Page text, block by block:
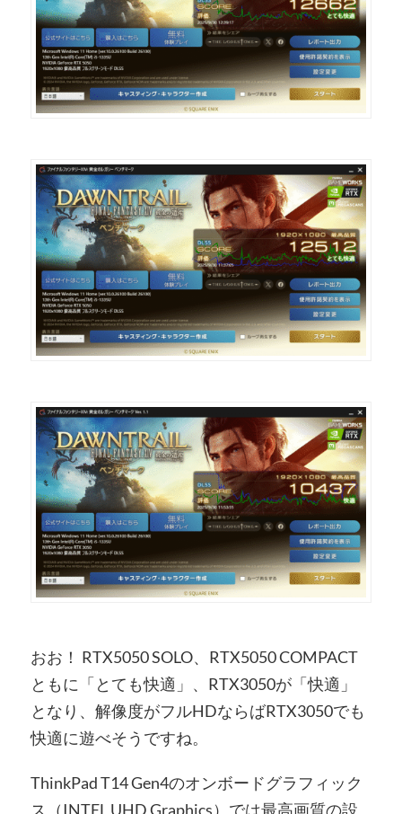
おお！ RTX5050 SOLO、RTX5050 COMPACT
ともに「とても快適」、RTX3050が「快適」
となり、解像度がフルHDならばRTX3050でも
快適に遊べそうですね。
ThinkPad T14 Gen4のオンボードグラフィック
ス（INTEL UHD Graphics）では最高画質の設